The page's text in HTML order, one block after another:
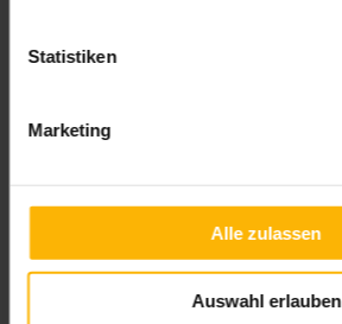
Statistiken
Marketing
Alle zulassen
Auswahl erlauben